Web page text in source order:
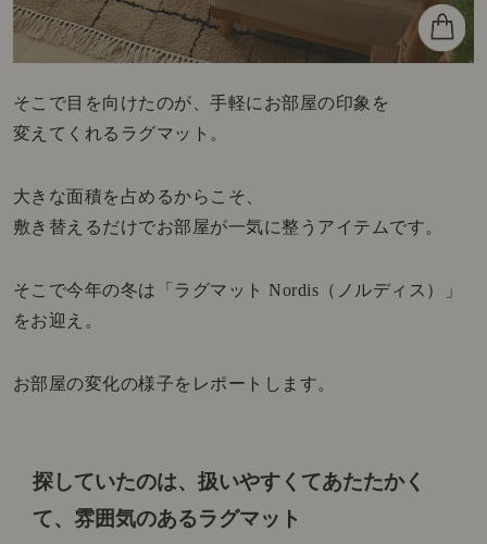
そこで目を向けたのが、手軽にお部屋の印象を
変えてくれるラグマット。
大きな面積を占めるからこそ、
敷き替えるだけでお部屋が一気に整うアイテムです。
そこで今年の冬は「ラグマット Nordis（ノルディス）」
をお迎え。
お部屋の変化の様子をレポートします。
探していたのは、扱いやすくてあたたかく
て、雰囲気のあるラグマット